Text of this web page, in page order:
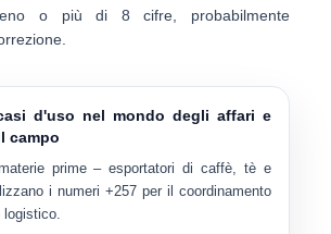
o più di 8 cifre, probabilmente
d'uso nel mondo degli affari e
campo
prime– esportatori di caffè, tè e
i numeri +257 per il coordinamento
logistico.